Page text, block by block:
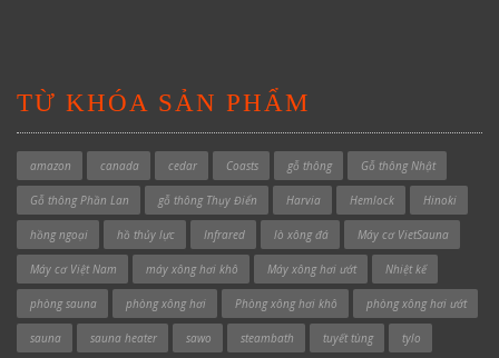
TỪ KHÓA SẢN PHẨM
amazon canada cedar Coasts gỗ thông Gỗ thông Nhật
Gỗ thông Phần Lan gỗ thông Thụy Điển Harvia Hemlock Hinoki
hồng ngoại hồ thủy lực Infrared lò xông đá Máy cơ VietSauna
Máy cơ Việt Nam máy xông hơi khô Máy xông hơi ướt Nhiệt kế
phòng sauna phòng xông hơi Phòng xông hơi khô phòng xông hơi ướt
sauna sauna heater sawo steambath tuyết tùng tylo